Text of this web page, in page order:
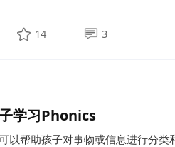
14 3
学习Phonics
以帮助孩子对事物或信息进行分